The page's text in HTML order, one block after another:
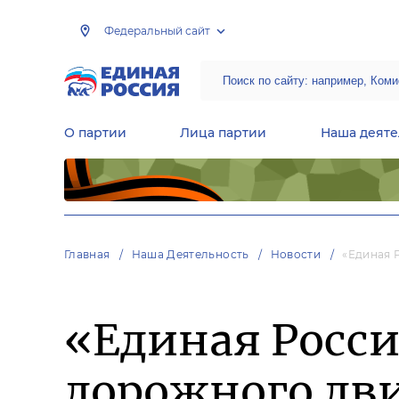
Федеральный сайт
О партии Лица партии Наша
Главная Наша Деятельность Новости «Единая
«Единая